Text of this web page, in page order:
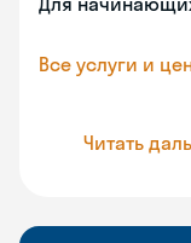
Все услуги и
Читать